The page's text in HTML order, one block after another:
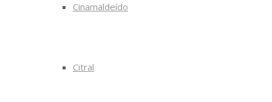
Cinamaldeído
Citral